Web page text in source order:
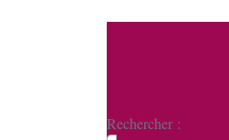
Rechercher :